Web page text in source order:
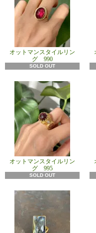
オットマンスタイルリン
グ 990
SOLD OUT
オットマンスタイルリン
グ 995
SOLD OUT